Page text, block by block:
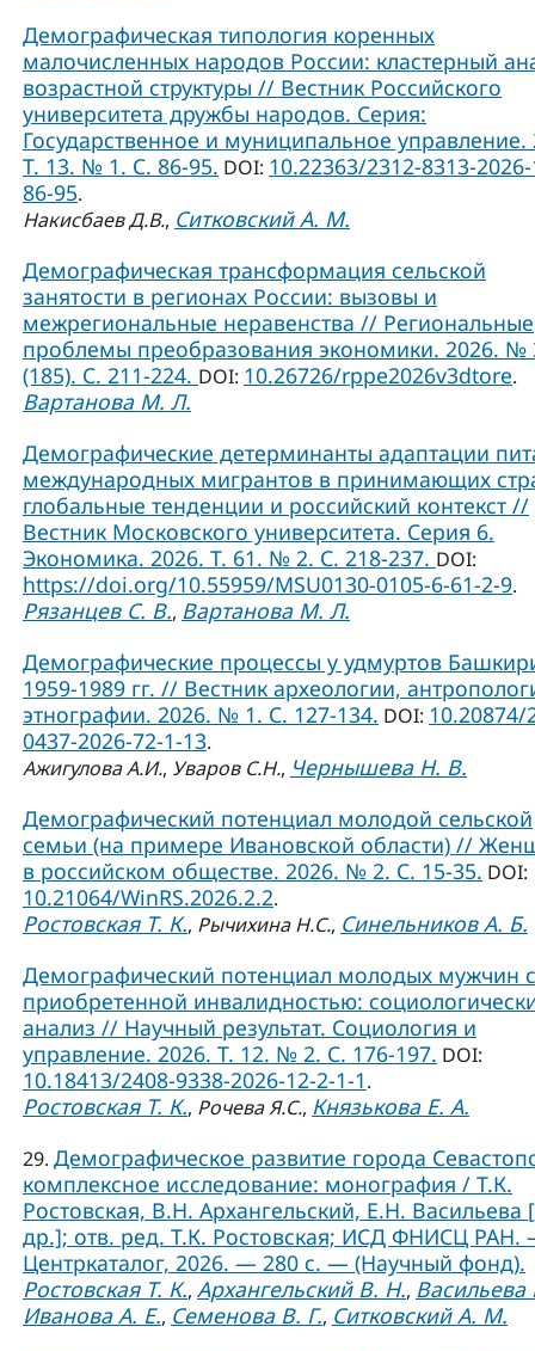
Демографическая типология коренных
малочисленных народов России: кластерный
возрастной структуры // Вестник Российского
университета дружбы народов. Серия:
Государственное и муниципальное управление.
Т. 13. № 1. C. 86-95. DOI: 10.22363/2312-8313-
86-95.
Накисбаев Д.В., Ситковский А. М.
Демографическая трансформация сельской
занятости в регионах России: вызовы и
межрегиональные неравенства // Региональные
проблемы преобразования экономики. 2026. №
(185). С. 211-224. DOI: 10.26726/rppe2026v3dtore.
Вартанова М. Л.
Демографические детерминанты адаптации
международных мигрантов в принимающих
глобальные тенденции и российский контекст //
Вестник Московского университета. Серия 6.
Экономика. 2026. Т. 61. № 2. С. 218-237. DOI:
https://doi.org/10.55959/MSU0130-0105-6-61-2-9.
Рязанцев С. В., Вартанова М. Л.
Демографические процессы у удмуртов
1959-1989 гг. // Вестник археологии,
этнографии. 2026. № 1. С. 127-134. DOI: 10.20874/
0437-2026-72-1-13.
Ажигулова А.И., Уваров С.Н., Чернышева Н. В.
Демографический потенциал молодой сельской
семьи (на примере Ивановской области) //
в российском обществе. 2026. № 2. С. 15-35. DOI:
10.21064/WinRS.2026.2.2.
Ростовская Т. К., Рычихина Н.С., Синельников А. Б.
Демографический потенциал молодых мужчин с
приобретенной инвалидностью:
анализ // Научный результат. Социология и
управление. 2026. Т. 12. № 2. С. 176-197. DOI:
10.18413/2408-9338-2026-12-2-1-1.
Ростовская Т. К., Рочева Я.С., Князькова Е. А.
29. Демографическое развитие города
комплексное исследование: монография / Т.К.
Ростовская, В.Н. Архангельский, Е.Н. Васильева
др.]; отв. ред. Т.К. Ростовская; ИСД ФНИСЦ
Центркаталог, 2026. — 280 с. — (Научный фонд).
Ростовская Т. К., Архангельский В. Н., Васильева
Иванова А. Е., Семенова В. Г., Ситковский А. М.